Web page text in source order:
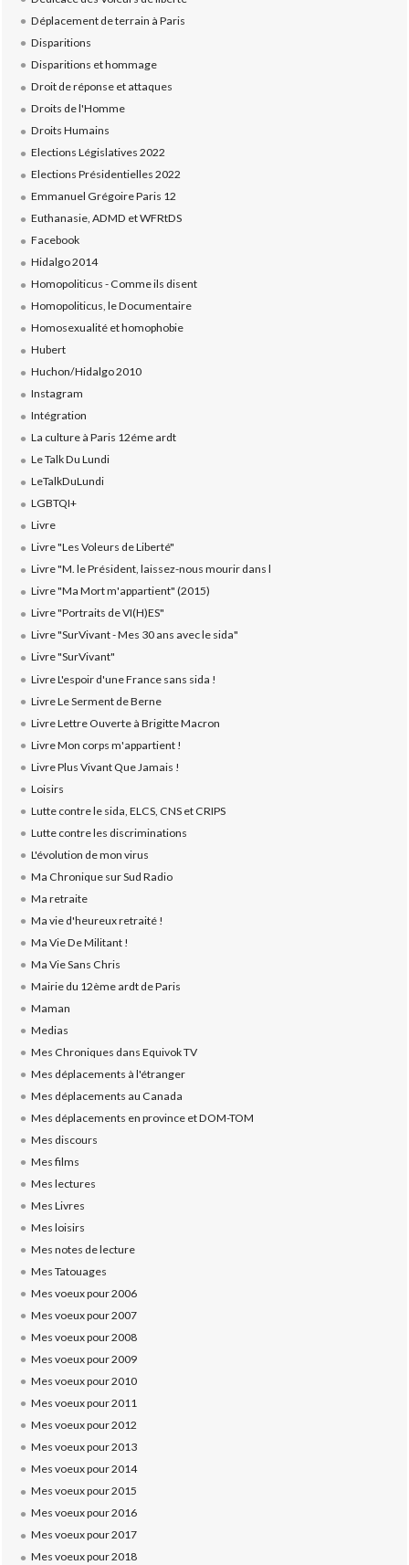
Déplacement de terrain à Paris
Disparitions
Disparitions et hommage
Droit de réponse et attaques
Droits de l'Homme
Droits Humains
Elections Législatives 2022
Elections Présidentielles 2022
Emmanuel Grégoire Paris 12
Euthanasie, ADMD et WFRtDS
Facebook
Hidalgo 2014
Homopoliticus - Comme ils disent
Homopoliticus, le Documentaire
Homosexualité et homophobie
Hubert
Huchon/Hidalgo 2010
Instagram
Intégration
La culture à Paris 12éme ardt
Le Talk Du Lundi
LeTalkDuLundi
LGBTQI+
Livre
Livre "Les Voleurs de Liberté"
Livre "M. le Président, laissez-nous mourir dans l
Livre "Ma Mort m'appartient" (2015)
Livre "Portraits de VI(H)ES"
Livre "SurVivant - Mes 30 ans avec le sida"
Livre "SurVivant"
Livre L'espoir d'une France sans sida !
Livre Le Serment de Berne
Livre Lettre Ouverte à Brigitte Macron
Livre Mon corps m'appartient !
Livre Plus Vivant Que Jamais !
Loisirs
Lutte contre le sida, ELCS, CNS et CRIPS
Lutte contre les discriminations
L'évolution de mon virus
Ma Chronique sur Sud Radio
Ma retraite
Ma vie d'heureux retraité !
Ma Vie De Militant !
Ma Vie Sans Chris
Mairie du 12ème ardt de Paris
Maman
Medias
Mes Chroniques dans Equivok TV
Mes déplacements à l'étranger
Mes déplacements au Canada
Mes déplacements en province et DOM-TOM
Mes discours
Mes films
Mes lectures
Mes Livres
Mes loisirs
Mes notes de lecture
Mes Tatouages
Mes voeux pour 2006
Mes voeux pour 2007
Mes voeux pour 2008
Mes voeux pour 2009
Mes voeux pour 2010
Mes voeux pour 2011
Mes voeux pour 2012
Mes voeux pour 2013
Mes voeux pour 2014
Mes voeux pour 2015
Mes voeux pour 2016
Mes voeux pour 2017
Mes voeux pour 2018